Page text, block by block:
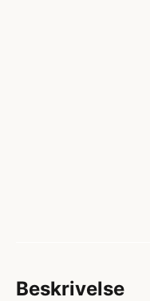
Beskrivelse